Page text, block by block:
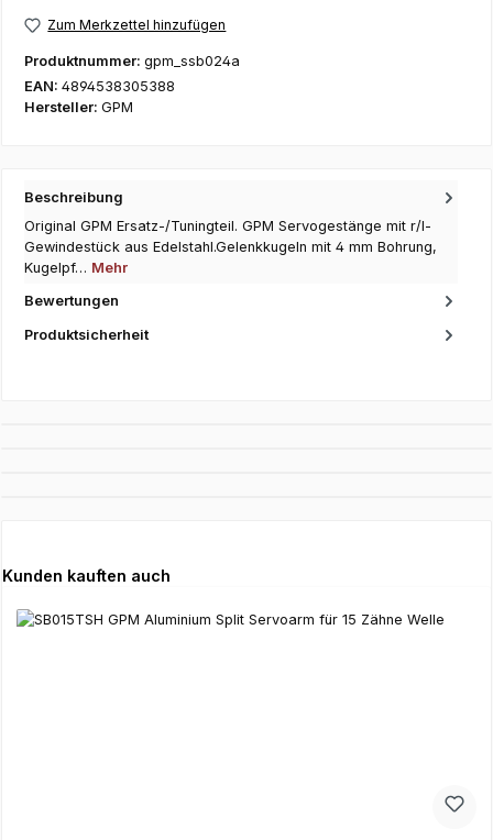
Zum Merkzettel hinzufügen
Produktnummer: gpm_ssb024a
EAN: 4894538305388
Hersteller: GPM
Beschreibung
Original GPM Ersatz-/Tuningteil. GPM Servogestänge mit r/l-
Gewindestück aus Edelstahl.Gelenkkugeln mit 4 mm Bohrung,
Kugelpf… Mehr
Bewertungen
Produktsicherheit
Produktgalerie überspringen
Kunden kauften auch